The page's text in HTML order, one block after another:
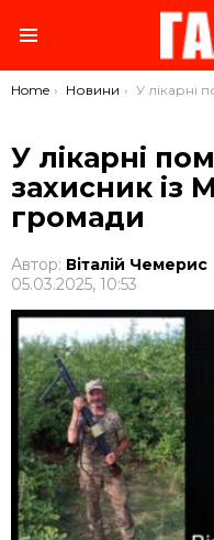
You are here:
Home Новини У лікарні помер 58-річний захисник із
У лікарні
захисник із
громади
Автор: Віталій Чемерис
05.03.2025, 10:53